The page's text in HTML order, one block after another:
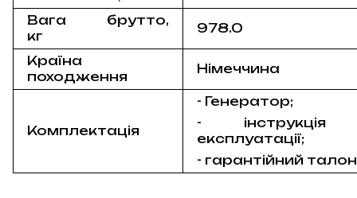
Вага брутто,
кг
978.0
Країна
походження
Німеччина
Комплектація
- Генератор;
-
експлуатації;
- гарантійний талон